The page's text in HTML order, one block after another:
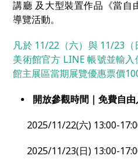
講廳 及大型裝置作品《當自
導覽活動。
凡於 11/22（六）與 11/23
美術館官方 LINE 帳號並輸
館主展區當期展覽優惠票價
開放參觀時間｜免費自
2025/11/22(六) 13:00-
2025/11/23(日) 13:00-